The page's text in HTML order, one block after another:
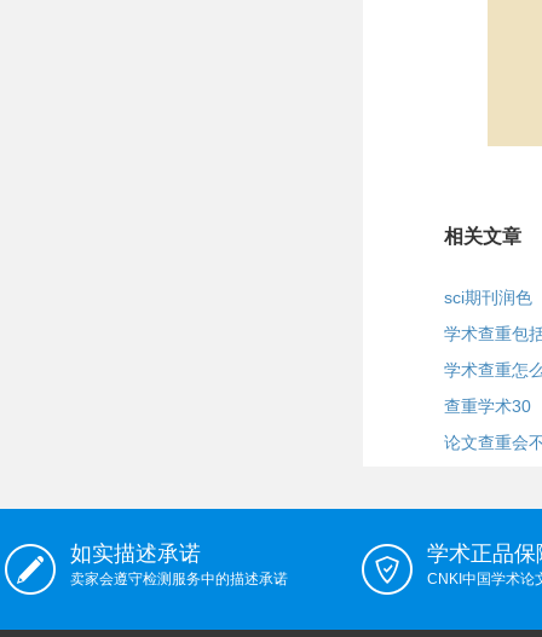
相关文章
sci期刊润色
学术查重包
学术查重怎
查重学术30
论文查重会
如实描述承诺
卖家会遵守检测服务中的描述承诺
学术正品保
CNKI中国学术论